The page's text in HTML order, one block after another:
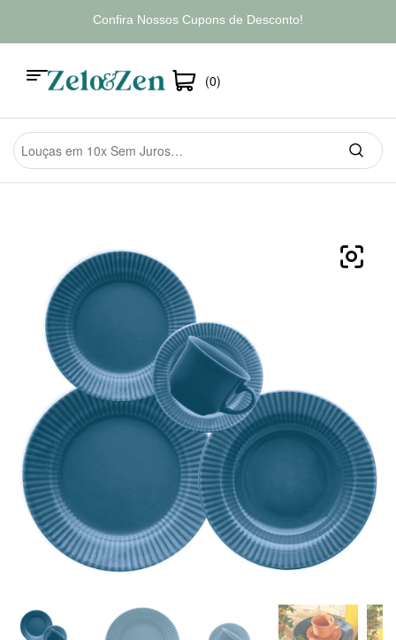
Confira Nossos Cupons de Desconto!
(0)